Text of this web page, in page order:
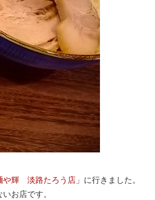
や輝 淡路たろう店 」に行きました。
お店です。